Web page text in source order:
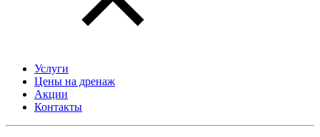
Услуги
Цены на дренаж
Акции
Контакты